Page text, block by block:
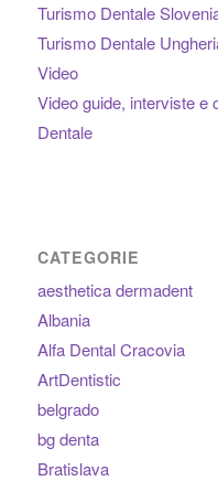
Turismo Dentale
Turismo Dentale
Video
Video guide, interviste e
Dentale
CATEGORIE
aesthetica dermadent
Albania
Alfa Dental Cracovia
ArtDentistic
belgrado
bg denta
Bratislava